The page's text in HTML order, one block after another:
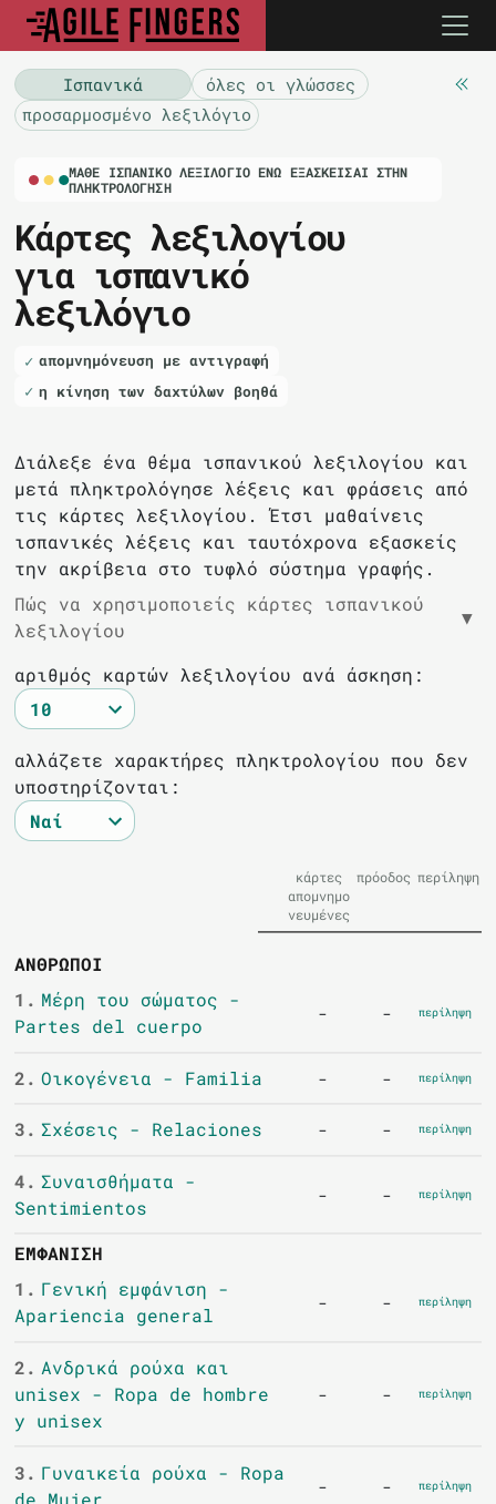
Ισπανικά
όλες οι γλώσσες
προσαρμοσμένο λεξιλόγιο
ΜΆΘΕ ΙΣΠΑΝΙΚΌ ΛΕΞΙΛΌΓΙΟ ΕΝΏ ΕΞΑΣΚΕΊΣΑΙ ΣΤΗΝ
ΠΛΗΚΤΡΟΛΌΓΗΣΗ
Κάρτες λεξιλογίου
για ισπανικό
λεξιλόγιο
απομνημόνευση με αντιγραφή
η κίνηση των δαχτύλων βοηθά
Διάλεξε ένα θέμα ισπανικού λεξιλογίου και
μετά πληκτρολόγησε λέξεις και φράσεις από
τις κάρτες λεξιλογίου. Έτσι μαθαίνεις
ισπανικές λέξεις και ταυτόχρονα εξασκείς
την ακρίβεια στο τυφλό σύστημα γραφής.
Πώς να χρησιμοποιείς κάρτες ισπανικού
λεξιλογίου
▼
αριθμός καρτών λεξιλογίου ανά άσκηση:
αλλάζετε χαρακτήρες πληκτρολογίου που δεν
υποστηρίζονται:
κάρτες
απομνημο
νευμένες
πρόοδος περίληψη
ΑΝΘΡΩΠΟΙ
1. Μέρη του σώματος -
Partes del cuerpo
- - περίληψη
2. Οικογένεια - Familia - - περίληψη
3. Σχέσεις - Relaciones - - περίληψη
4. Συναισθήματα -
Sentimientos
- - περίληψη
ΕΜΦΆΝΙΣΗ
1. Γενική εμφάνιση -
Apariencia general
- - περίληψη
2. Ανδρικά ρούχα και
unisex - Ropa de hombre
y unisex
- - περίληψη
3. Γυναικεία ρούχα - Ropa
de Mujer
- - περίληψη